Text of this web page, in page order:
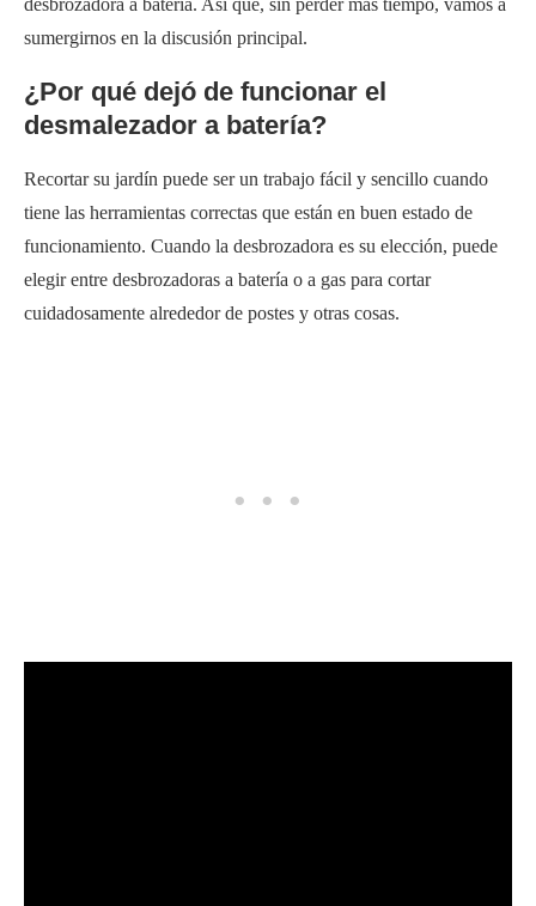
desbrozadora a batería. Así que, sin perder más tiempo, vamos a
sumergirnos en la discusión principal.
¿Por qué dejó de funcionar el
desmalezador a batería?
Recortar su jardín puede ser un trabajo fácil y sencillo cuando
tiene las herramientas correctas que están en buen estado de
funcionamiento. Cuando la desbrozadora es su elección, puede
elegir entre desbrozadoras a batería o a gas para cortar
cuidadosamente alrededor de postes y otras cosas.